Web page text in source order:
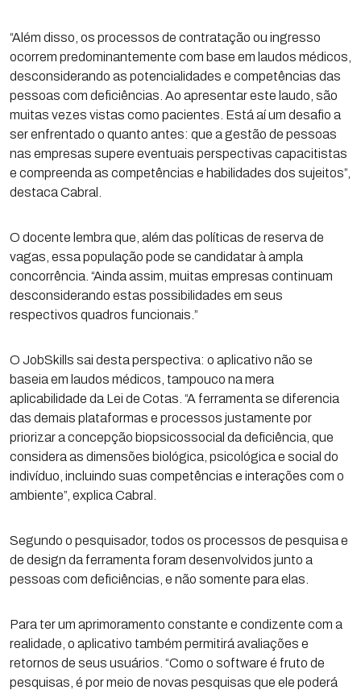
“Além disso, os processos de contratação ou ingresso
ocorrem predominantemente com base em laudos médicos,
desconsiderando as potencialidades e competências das
pessoas com deficiências. Ao apresentar este laudo, são
muitas vezes vistas como pacientes. Está aí um desafio a
ser enfrentado o quanto antes: que a gestão de pessoas
nas empresas supere eventuais perspectivas capacitistas
e compreenda as competências e habilidades dos sujeitos”,
destaca Cabral.
O docente lembra que, além das políticas de reserva de
vagas, essa população pode se candidatar à ampla
concorrência. “Ainda assim, muitas empresas continuam
desconsiderando estas possibilidades em seus
respectivos quadros funcionais.”
O JobSkills sai desta perspectiva: o aplicativo não se
baseia em laudos médicos, tampouco na mera
aplicabilidade da Lei de Cotas. “A ferramenta se diferencia
das demais plataformas e processos justamente por
priorizar a concepção biopsicossocial da deficiência, que
considera as dimensões biológica, psicológica e social do
indivíduo, incluindo suas competências e interações com o
ambiente”, explica Cabral.
Segundo o pesquisador, todos os processos de pesquisa e
de design da ferramenta foram desenvolvidos junto a
pessoas com deficiências, e não somente para elas.
Para ter um aprimoramento constante e condizente com a
realidade, o aplicativo também permitirá avaliações e
retornos de seus usuários. “Como o software é fruto de
pesquisas, é por meio de novas pesquisas que ele poderá